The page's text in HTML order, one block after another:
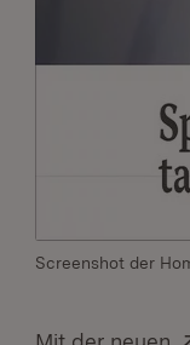
Screenshot der